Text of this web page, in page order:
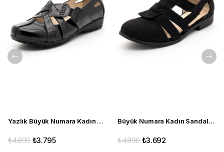
Yazlık Büyük Numara Kadın Babet C1347 siyah
₺3.795
₺4.890
Büyük Numara Kadın Sandalet Babet Ayakkabı 6259 siyah
₺3.692
₺4.890